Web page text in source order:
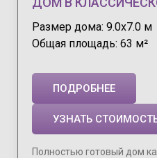
Размер дома: 9.0х7.0 м
Общая площадь: 63 м²
ПОДРОБНЕЕ
УЗНАТЬ
Полностью готовый дом